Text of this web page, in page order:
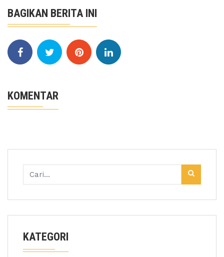
BAGIKAN BERITA INI
KOMENTAR
KATEGORI